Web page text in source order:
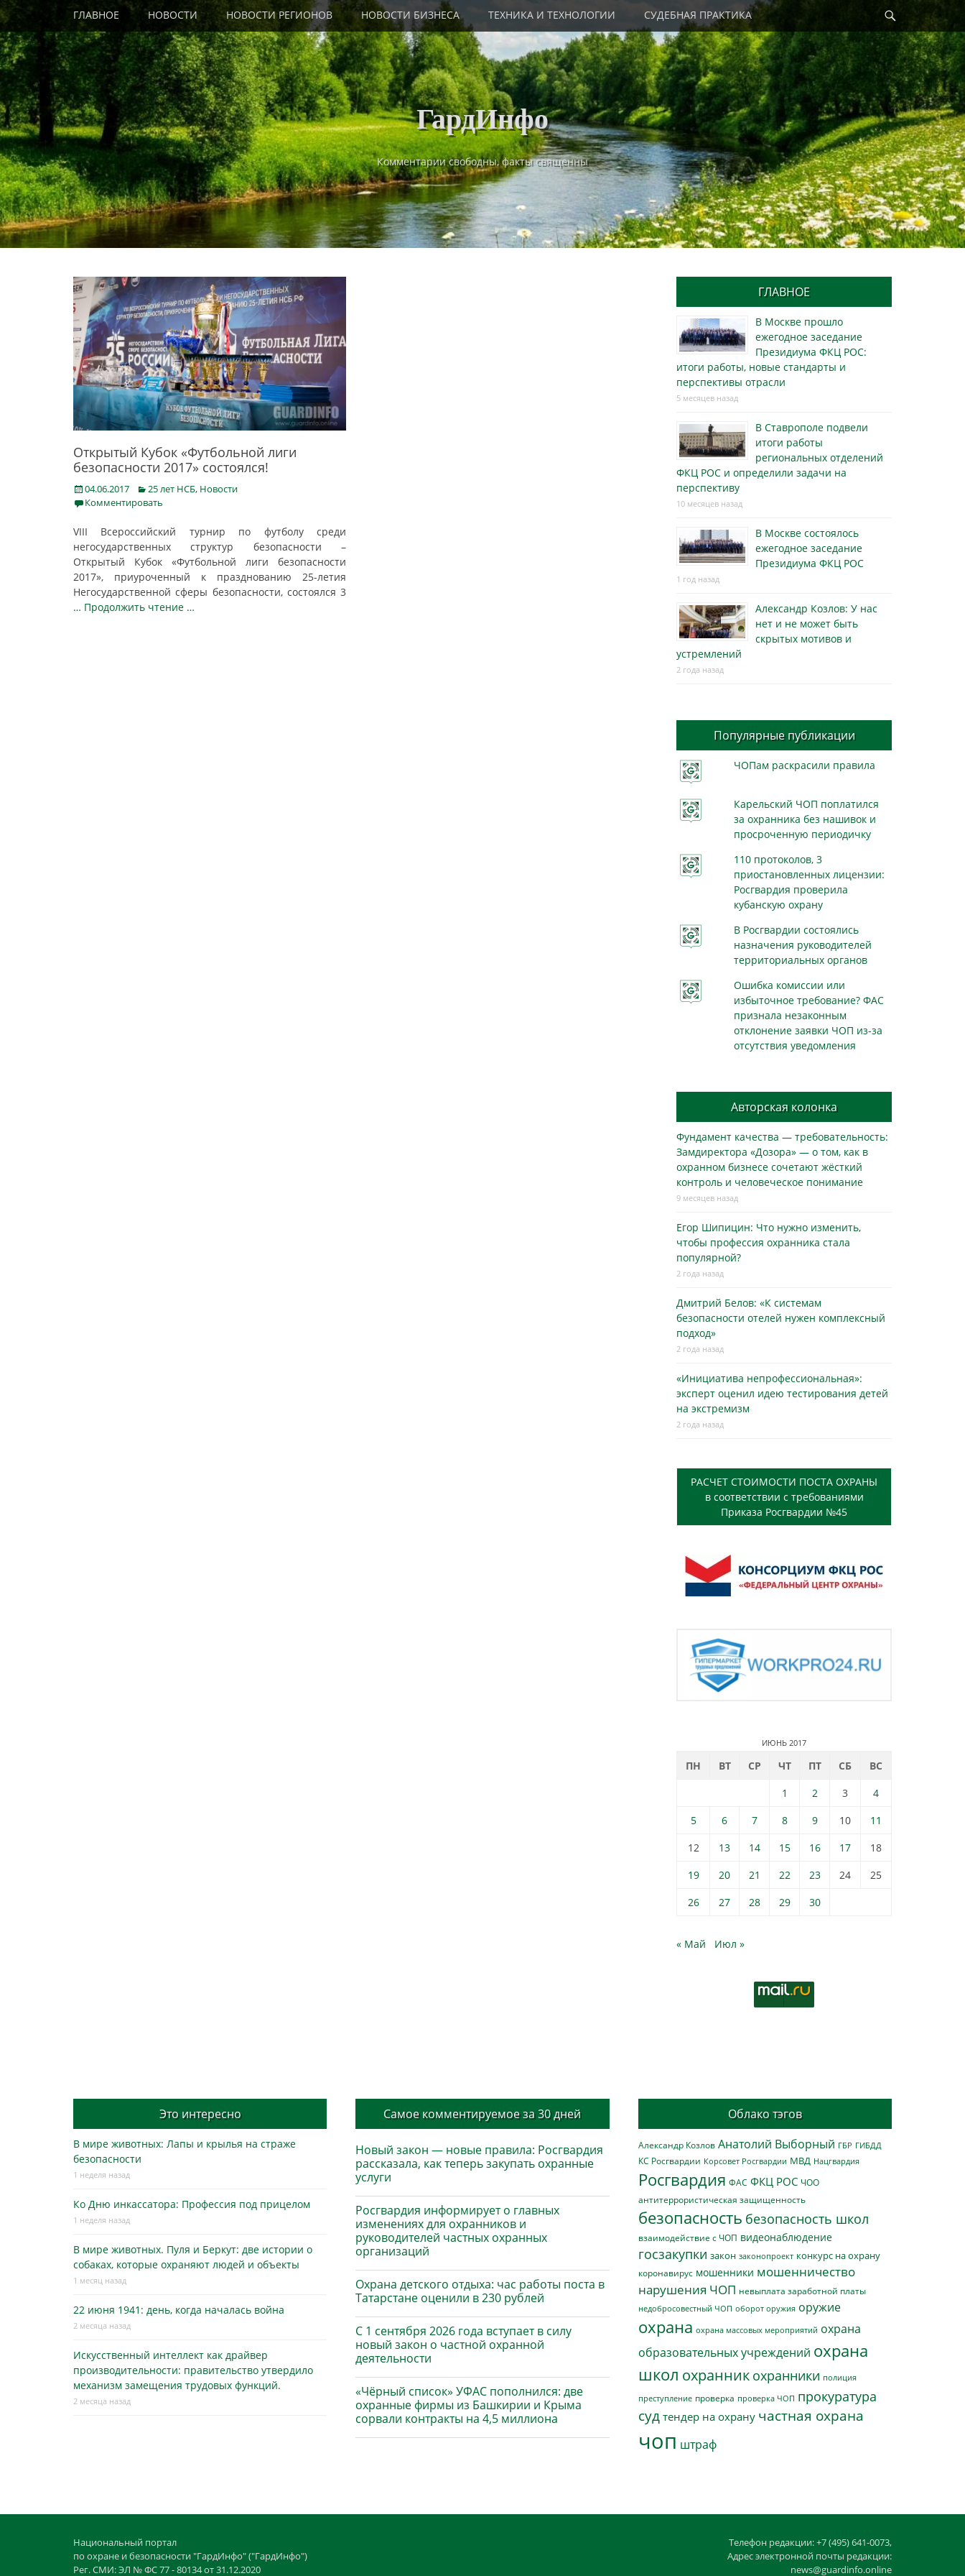
Skip
content
Primary Menu
ГЛАВНОЕ НОВОСТИ НОВОСТИ РЕГИОНОВ НОВОСТИ БИЗНЕСА ТЕХНИКА И ТЕХНОЛОГИИ СУДЕБНАЯ ПРАКТИКА
ГардИнфо
Комментарии свободны, факты священны
Открытый Кубок «Футбольной лиги
безопасности 2017» состоялся!
Posted
on
04.06.2017 Categories
25 лет НСБ, Новости
Комментировать
VIII Всероссийский турнир по футболу среди
негосударственных структур безопасности –
Открытый Кубок «Футбольной лиги безопасности
2017», приуроченный к празднованию 25-летия
Негосударственной сферы безопасности, состоялся 3
… Продолжить чтение …
ГЛАВНОЕ
В Москве прошло
ежегодное заседание
Президиума ФКЦ РОС:
итоги работы, новые стандарты и
перспективы отрасли
5 месяцев назад
В Ставрополе подвели
итоги работы
региональных отделений
ФКЦ РОС и определили задачи на
перспективу
10 месяцев назад
В Москве состоялось
ежегодное заседание
Президиума ФКЦ РОС
1 год назад
Александр Козлов: У нас
нет и не может быть
скрытых мотивов и
устремлений
2 года назад
Популярные публикации
ЧОПам раскрасили правила
Карельский ЧОП поплатился
за охранника без нашивок и
просроченную периодичку
110 протоколов, 3
приостановленных лицензии:
Росгвардия проверила
кубанскую охрану
В Росгвардии состоялись
назначения руководителей
территориальных органов
Ошибка комиссии или
избыточное требование? ФАС
признала незаконным
отклонение заявки ЧОП из-за
отсутствия уведомления
Авторская колонка
Фундамент качества — требовательность:
Замдиректора «Дозора» — о том, как в
охранном бизнесe сочетают жёсткий
контроль и человеческое понимание
9 месяцев назад
Егор Шипицин: Что нужно изменить,
чтобы профессия охранника стала
популярной?
2 года назад
Дмитрий Белов: «К системам
безопасности отелей нужен комплексный
подход»
2 года назад
«Инициатива непрофессиональная»:
эксперт оценил идею тестирования детей
на экстремизм
2 года назад
РАСЧЕТ СТОИМОСТИ ПОСТА ОХРАНЫ
в соответствии с требованиями
Приказа Росгвардии №45
ИЮНЬ 2017
ПН ВТ СР ЧТ ПТ СБ
ВС
1
2 3
4
5
6 7 8 9 10
11
12
13 14 15 16 17
18
19
20 21 22 23 24
25
26
27 28 29 30
« Май Июл »
Это интересно
В мире животных: Лапы и крылья на страже
безопасности
1 неделя назад
Ко Дню инкассатора: Профессия под прицелом
1 неделя назад
В мире животных. Пуля и Беркут: две истории о
собаках, которые охраняют людей и объекты
1 месяц назад
22 июня 1941: день, когда началась война
2 месяца назад
Искусственный интеллект как драйвер
производительности: правительство утвердило
механизм замещения трудовых функций.
2 месяца назад
Самое комментируемое за 30 дней
Новый закон — новые правила: Росгвардия
рассказала, как теперь закупать охранные
услуги
Росгвардия информирует о главных
изменениях для охранников и
руководителей частных охранных
организаций
Охрана детского отдыха: час работы поста в
Татарстане оценили в 230 рублей
С 1 сентября 2026 года вступает в силу
новый закон о частной охранной
деятельности
«Чёрный список» УФАС пополнился: две
охранные фирмы из Башкирии и Крыма
сорвали контракты на 4,5 миллиона
Облако тэгов
Александр Козлов Анатолий Выборный ГБР ГИБДД
КС Росгвардии Корсовет Росгвардии МВД Нацгвардия
Росгвардия ФАС ФКЦ РОС ЧОО
антитеррористическая защищенность
безопасность безопасность школ
взаимодействие с ЧОП видеонаблюдение
госзакупки закон законопроект конкурс на охрану
коронавирус мошенники мошенничество
нарушения ЧОП невыплата заработной платы
недобросовестный ЧОП оборот оружия оружие
охрана охрана массовых мероприятий охрана
образовательных учреждений охрана
школ охранник охранники полиция
преступление проверка проверка ЧОП прокуратура
суд тендер на охрану частная охрана
чоп штраф
Национальный портал
по охране и безопасности "ГардИнфо" ("ГардИнфо")
Рег. СМИ: ЭЛ № ФС 77 - 80134 от 31.12.2020
Телефон редакции: +7 (495) 641-0073,
Адрес электронной почты редакции:
news@guardinfo.online